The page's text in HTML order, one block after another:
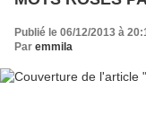
Publié le 06/12/2013 à
Par emmila